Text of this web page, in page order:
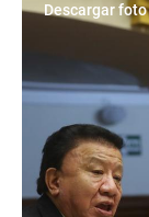
Descargar foto